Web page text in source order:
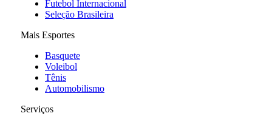
Futebol Internacional
Seleção Brasileira
Mais Esportes
Basquete
Voleibol
Tênis
Automobilismo
Serviços